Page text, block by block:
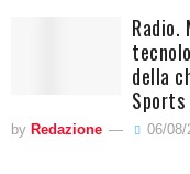
Radio.
della
Sports
by Redazione 06/08/